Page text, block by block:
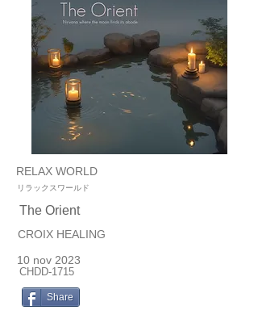
RELAX WORLD
リラックスワールド
The Orient
CROIX HEALING
10 nov 2023
CHDD-1715
Share